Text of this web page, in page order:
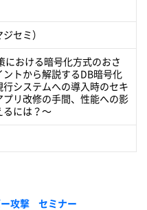
セミ）
における暗号化方式のおさ
ントから解説するDB暗号化
システムへの導入時のセキ
プリ改修の手間、性能への影
るには？〜
攻撃
セミナー